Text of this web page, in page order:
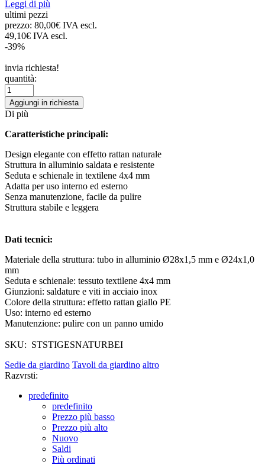
Leggi di più
ultimi pezzi
prezzo: 80,00€ IVA escl.
49,10€ IVA escl.
-39%
invia richiesta!
quantità:
Aggiungi in richiesta
Di più
Caratteristiche principali:
Design elegante con effetto rattan naturale
Struttura in alluminio saldata e resistente
Seduta e schienale in textilene 4x4 mm
Adatta per uso interno ed esterno
Senza manutenzione, facile da pulire
Struttura stabile e leggera
Dati tecnici:
Materiale della struttura: tubo in alluminio Ø28x1,5 mm e Ø24x1,0
mm
Seduta e schienale: tessuto textilene 4x4 mm
Giunzioni: saldature e viti in acciaio inox
Colore della struttura: effetto rattan giallo PE
Uso: interno ed esterno
Manutenzione: pulire con un panno umido
SKU: STSTIGESNATURBEI
Sedie da giardino Tavoli da giardino altro
Razvrsti:
predefinito
predefinito
Prezzo più basso
Prezzo più alto
Nuovo
Saldi
Più ordinati